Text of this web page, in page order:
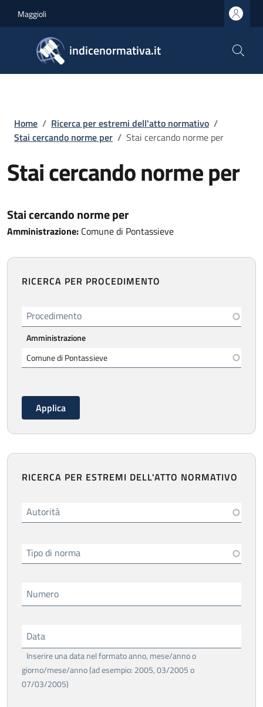
Maggioli
indicenormativa.it
Briciole di pane
Home / Ricerca per estremi dell'atto normativo /
Stai cercando norme per / Stai cercando norme per
Stai cercando norme per
Stai cercando norme per
Amministrazione: Comune di Pontassieve
RICERCA PER PROCEDIMENTO
Procedimento
Amministrazione
RICERCA PER ESTREMI DELL'ATTO NORMATIVO
Autorità
Tipo di norma
Numero
Data
Inserire una data nel formato anno, mese/anno o
giorno/mese/anno (ad esempio: 2005, 03/2005 o
07/03/2005)